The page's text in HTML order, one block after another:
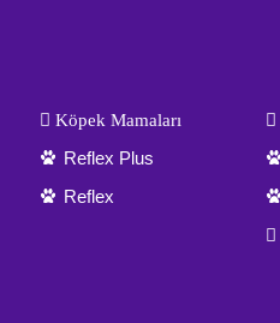
Köpek Mamaları
Reflex Plus
Reflex